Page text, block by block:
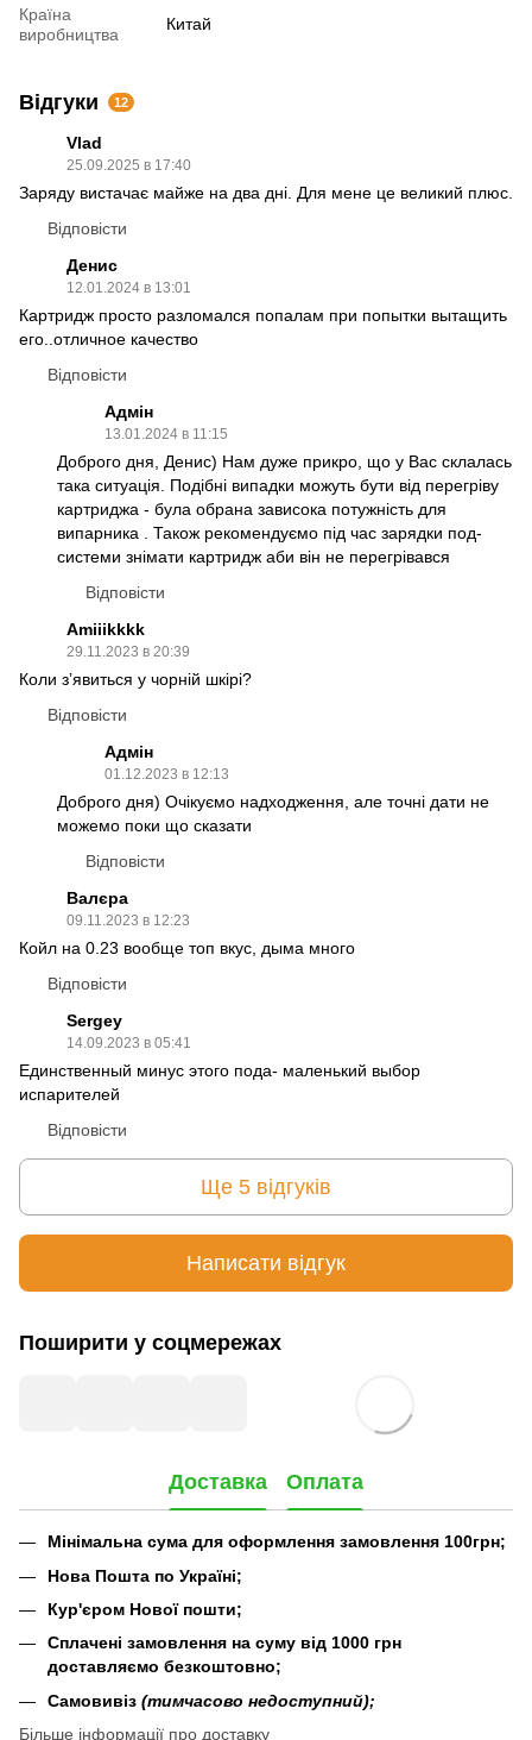
Країна
виробництва
Китай
Відгуки 12
Vlad
25.09.2025 в 17:40
Заряду вистачає майже на два дні. Для мене це великий плюс.
Відповісти
Денис
12.01.2024 в 13:01
Картридж просто разломался попалам при попытки вытащить
его..отличное качество
Відповісти
Адмін
13.01.2024 в 11:15
Доброго дня, Денис) Нам дуже прикро, що у Вас склалась
така ситуація. Подібні випадки можуть бути від перегріву
картриджа - була обрана зависока потужність для
випарника . Також рекомендуємо під час зарядки под-
системи знімати картридж аби він не перегрівався
Відповісти
Amiiikkkk
29.11.2023 в 20:39
Коли зʼявиться у чорній шкірі?
Відповісти
Адмін
01.12.2023 в 12:13
Доброго дня) Очікуємо надходження, але точні дати не
можемо поки що сказати
Відповісти
Валєра
09.11.2023 в 12:23
Койл на 0.23 вообще топ вкус, дыма много
Відповісти
Sergey
14.09.2023 в 05:41
Единственный минус этого пода- маленький выбор
испарителей
Відповісти
Ще 5 відгуків
Написати відгук
Поширити у соцмережах
Доставка Оплата
Мінімальна сума для оформлення замовлення 100грн;
Нова Пошта по Україні;
Кур'єром Нової пошти;
Сплачені замовлення на суму від 1000 грн
доставляємо безкоштовно;
Самовивіз (тимчасово недоступний);
Більше інформації про доставку